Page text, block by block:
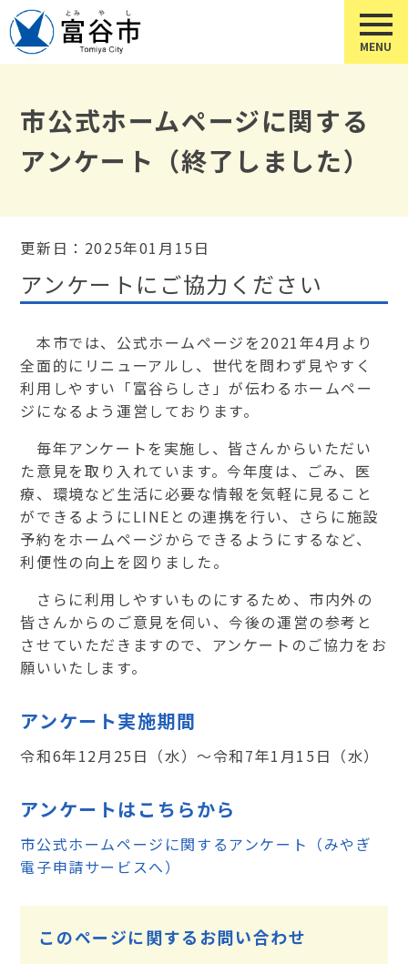
市公式ホームページに関する
アンケート（終了しました）
更新日：2025年01月15日
アンケートにご協力ください
本市では、公式ホームページを2021年4月より
全面的にリニューアルし、世代を問わず見やすく
利用しやすい「富谷らしさ」が伝わるホームペー
ジになるよう運営しております。
毎年アンケートを実施し、皆さんからいただい
た意見を取り入れています。今年度は、ごみ、医
療、環境など生活に必要な情報を気軽に見ること
ができるようにLINEとの連携を行い、さらに施設
予約をホームページからできるようにするなど、
利便性の向上を図りました。
さらに利用しやすいものにするため、市内外の
皆さんからのご意見を伺い、今後の運営の参考と
させていただきますので、アンケートのご協力をお
願いいたします。
アンケート実施期間
令和6年12月25日（水）～令和7年1月15日（水）
アンケートはこちらから
市公式ホームページに関するアンケート（みやぎ
電子申請サービスへ）
このページに関するお問い合わせ